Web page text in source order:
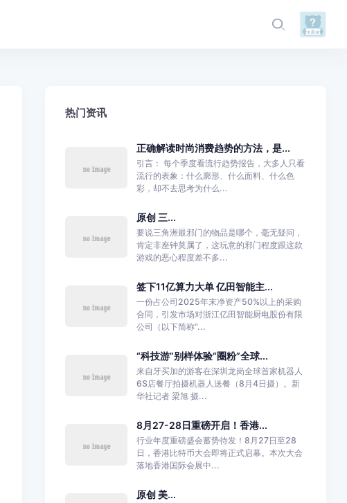
热门资讯
正确解读时尚消费趋势的方法，是...
引言： 每个季度看流行趋势报告，大多人只看
流行的表象：什么廓形、什么面料、什么色
彩，却不去思考为什么...
原创 三...
要说三角洲最邪门的物品是哪个，毫无疑问，
肯定非座钟莫属了，这玩意的邪门程度跟这款
游戏的恶心程度差不多...
签下11亿算力大单 亿田智能主...
一份占公司2025年末净资产50%以上的采购
合同，引发市场对浙江亿田智能厨电股份有限
公司（以下简称“...
“科技游”别样体验“圈粉”全球...
来自牙买加的游客在深圳龙岗全球首家机器人
6S店餐厅拍摄机器人送餐（8月4日摄）。新
华社记者 梁旭 摄...
8月27-28日重磅开启！香港...
行业年度重磅盛会蓄势待发！8月27日至28
日，香港比特币大会即将正式启幕。本次大会
落地香港国际会展中...
原创 美...